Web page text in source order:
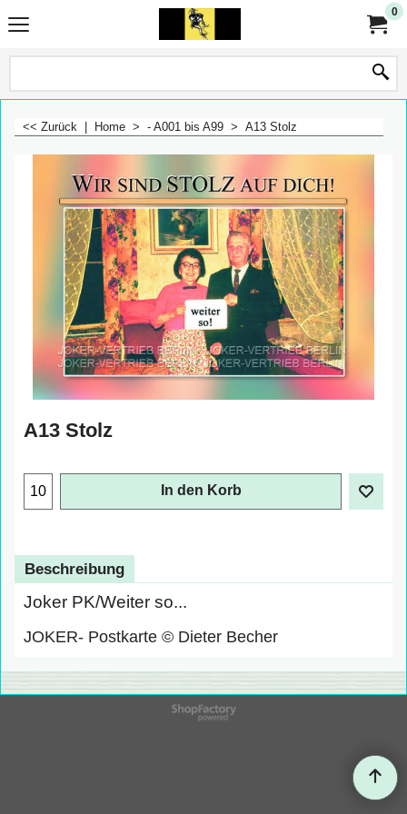
0
<< Zurück Home > - A001 bis A99 > A13 Stolz
A13 Stolz
In den Korb
Beschreibung
Joker PK/Weiter so...
JOKER- Postkarte © Dieter Becher
WebShop erstellt mit
ShopFactory Shop